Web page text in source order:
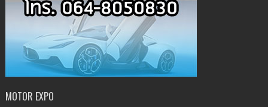
MOTOR EXPO